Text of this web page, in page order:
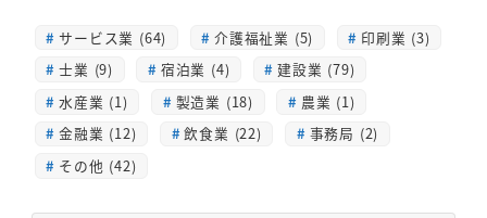
サービス業 (64) 介護福祉業 (5)
印刷業 (3)
士業 (9)
宿泊業 (4)
建設業 (79)
水産業 (1)
製造業 (18)
農業 (1)
金融業 (12)
飲食業 (22)
事務局 (2)
その他 (42)